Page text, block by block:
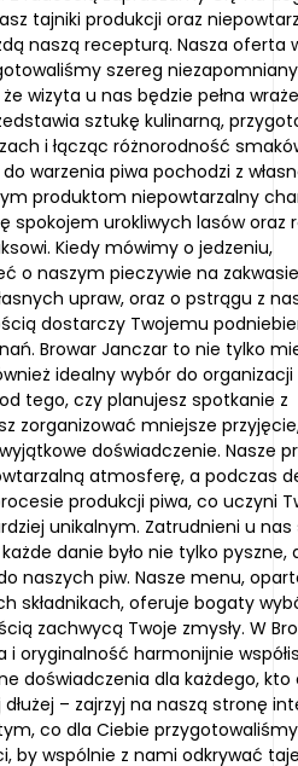
tajniki produkcji oraz
naszą recepturą. Nasza oferta
szereg
wizyta u nas będzie pełna
sztukę kulinarną,
i łącząc różnorodność
warzenia piwa pochodzi z
produktom niepowtarzalny
spokojem urokliwych lasów oraz
Kiedy mówimy o jedzeniu,
o naszym pieczywie na
upraw, oraz o pstrągu z
dostarczy Twojemu
Browar Janczar to nie tylko
idealny wybór do organizacji
tego, czy planujesz spotkanie z
zorganizować mniejsze
doświadczenie. Nasze
atmosferę, a podczas
produkcji piwa, co uczyni
unikalnym. Zatrudnieni u
danie było nie tylko pyszne,
naszych piw. Nasze menu,
składnikach, oferuje bogaty
zachwycą Twoje zmysły. W
i oryginalność harmonijnie
doświadczenia dla każdego, kto
dłużej – zajrzyj na naszą stronę
co dla Ciebie
by wspólnie z nami odkrywać